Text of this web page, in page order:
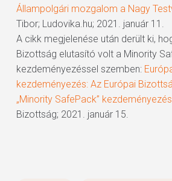
Állampolgári mozgalom a Nagy
Tibor; Ludovika.hu; 2021. január 11.
A cikk megjelenése után derült ki,
Bizottság elutasító volt a Minority
kezdeményezéssel szemben:
kezdeményezés: Az Európai
„Minority SafePack”
Bizottság; 2021. január 15.